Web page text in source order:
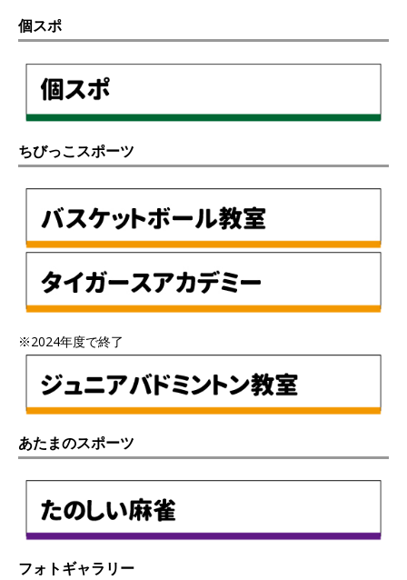
個スポ
ちびっこスポーツ
※2024年度で終了
あたまのスポーツ
フォトギャラリー